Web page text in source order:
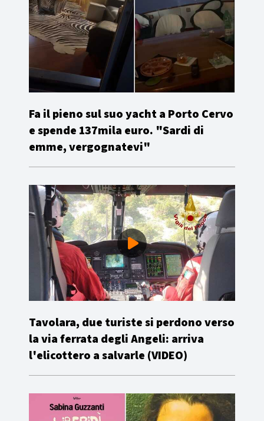
Fa il pieno sul suo yacht a Porto Cervo
e spende 137mila euro. "Sardi di
emme, vergognatevi"
Tavolara, due turiste si perdono verso
la via ferrata degli Angeli: arriva
l'elicottero a salvarle (VIDEO)